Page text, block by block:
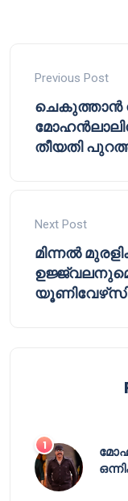
Previous Post
ചെകുത്താൻ
തീയതി
Next Post
മിന്നൽ